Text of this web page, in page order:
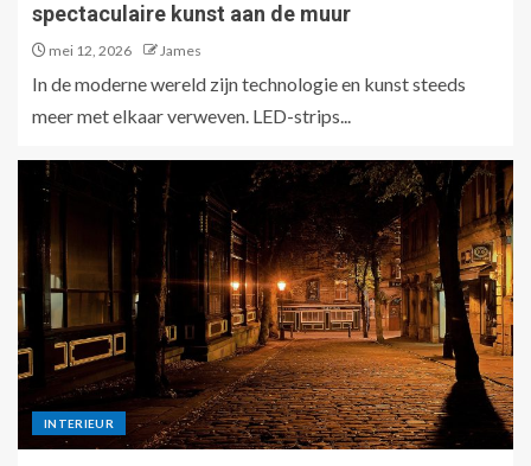
spectaculaire kunst aan de muur
mei 12, 2026 James
In de moderne wereld zijn technologie en kunst steeds
meer met elkaar verweven. LED-strips...
INTERIEUR